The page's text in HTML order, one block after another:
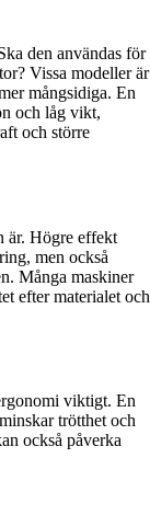
den användas för
Vissa modeller är
mångsidiga. En
och låg vikt,
och större
är. Högre effekt
men också
Många maskiner
efter materialet och
viktigt. En
trötthet och
också påverka